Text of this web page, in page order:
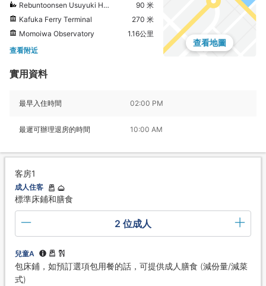
Rebuntoonsen Usuyuki Hot Spring
90 米
Kafuka Ferry Terminal
270 米
Momoiwa Observatory
1.16公里
查看附近
查看地圖
實用資料
最早入住時間 02:00 PM
最遲可辦理退房的時間 10:00 AM
客房1
成人住客
標準床鋪和膳食
2 位成人
兒童A
包床鋪，如預訂選項包用餐的話，可提供成人膳食 (減份量/減菜
式)